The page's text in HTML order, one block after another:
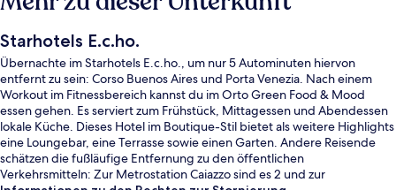
Starhotels E.c.ho.
Übernachte im Starhotels E.c.ho., um nur 5 Autominuten hiervon
entfernt zu sein: Corso Buenos Aires und Porta Venezia. Nach einem
Workout im Fitnessbereich kannst du im Orto Green Food & Mood
essen gehen. Es serviert zum Frühstück, Mittagessen und Abendessen
lokale Küche. Dieses Hotel im Boutique-Stil bietet als weitere Highlights
eine Loungebar, eine Terrasse sowie einen Garten. Andere Reisende
schätzen die fußläufige Entfernung zu den öffentlichen
Verkehrsmitteln: Zur Metrostation Caiazzo sind es 2 und zur